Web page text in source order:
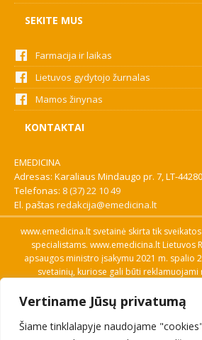
Vertiname Jūsų privatumą
Šiame tinklalapyje naudojame
SEKITE MUS
Farmacija ir laikas
Lietuvos gydytojo žurnalas
Mamos žinynas
KONTAKTAI
EMEDICINA
Adresas: Karaliaus Mindaugo pr. 7, LT-
Telefonas: 8 (37) 22 10 49
El. paštas redakcija@emedicina.lt
www.emedicina.lt svetainė skirta tik
specialistams. www.emedicina.lt Lietuvos
apsaugos ministro įsakymu 2021 m. spalio
svetainių, kuriose gali būti reklamuojami
savo profesinę kvalifikaciją. Naudingos
pagalbos priemonių kainų paieška, VVKT
priežiūros ar farmacijos specialisto